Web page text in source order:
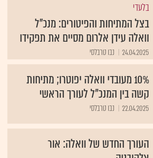
בלעדי
בצל המתיחות והפיטורים: מנכ"ל
וואלה עידן אלרום מסיים את תפקידו
24.04.2025 נבו טרבלסי
10% מעובדי וואלה יפוטרו; מתיחות
קשה בין המנכ"ל לעורך הראשי
22.04.2025 נבו טרבלסי
העורך החדש של וואלה: אור